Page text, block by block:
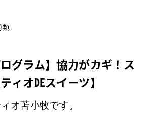
類
ログラム】協力がカギ！ス
ィオDEスイーツ】
オ苫小牧です。